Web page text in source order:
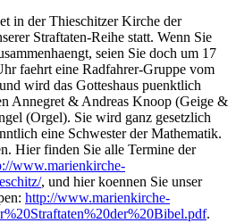
in der Thieschitzer Kirche der
Straftaten-Reihe statt. Wenn Sie
seien Sie doch um 17
faehrt eine Radfahrer-Gruppe vom
wird das Gotteshaus puenktlich
Annegret & Andreas Knoop (Geige &
(Orgel). Sie wird ganz gesetzlich
eine Schwester der Mathematik.
Hier finden Sie alle Termine der
www.marienkirche-
, und hier koennen Sie unser
http://www.marienkirche-
.